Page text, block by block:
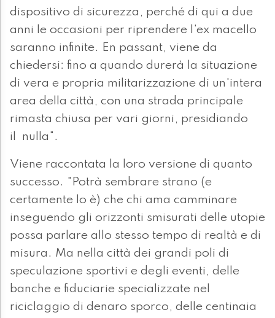
dispositivo di sicurezza, perché di qui a due
anni le occasioni per riprendere l'ex macello
saranno infinite. En passant, viene da
chiedersi: fino a quando durerà la situazione
di vera e propria militarizzazione di un'intera
area della città, con una strada principale
rimasta chiusa per vari giorni, presidiando
il nulla".
Viene raccontata la loro versione di quanto
successo. "Potrà sembrare strano (e
certamente lo è) che chi ama camminare
inseguendo gli orizzonti smisurati delle utopie
possa parlare allo stesso tempo di realtà e di
misura. Ma nella città dei grandi poli di
speculazione sportivi e degli eventi, delle
banche e fiduciarie specializzate nel
riciclaggio di denaro sporco, delle centinaia